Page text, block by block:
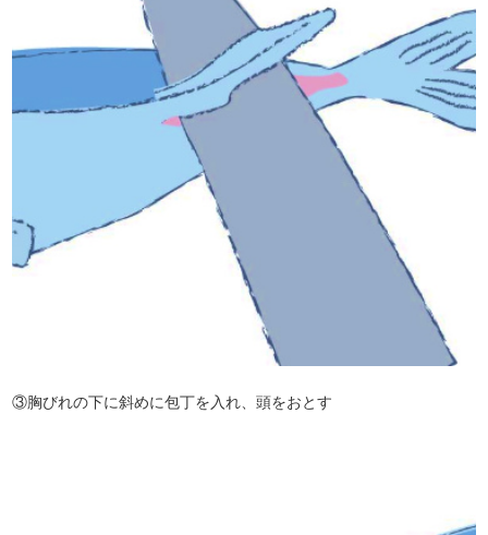
③胸びれの下に斜めに包丁を入れ、頭をおとす